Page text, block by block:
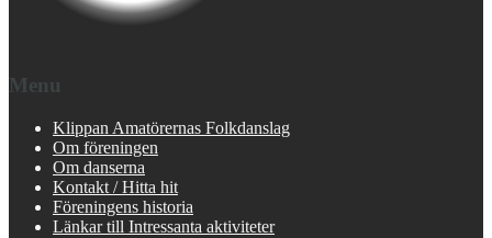
Menu
Klippan Amatörernas Folkdanslag
Om föreningen
Om danserna
Kontakt / Hitta hit
Föreningens historia
Länkar till Intressanta aktiviteter